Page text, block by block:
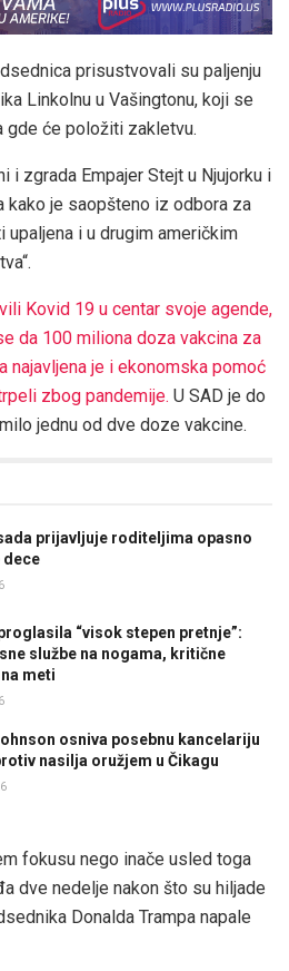
prisustvovali su paljenju
Linkolnu u Vašingtonu, koji se
gde će položiti zakletvu.
i zgrada Empajer Stejt u Njujorku i
kako je saopšteno iz odbora za
upaljena i u drugim američkim
Kovid 19 u centar svoje agende,
da 100 miliona doza vakcina za
najavljena je i ekonomska pomoć
zbog pandemije. U SAD je do
jednu od dve doze vakcine.
prijavljuje roditeljima opasno
dece
“visok stepen pretnje”:
službe na nogama, kritične
meti
osniva posebnu kancelariju
nasilja oružjem u Čikagu
fokusu nego inače usled toga
dve nedelje nakon što su hiljade
Donalda Trampa napale